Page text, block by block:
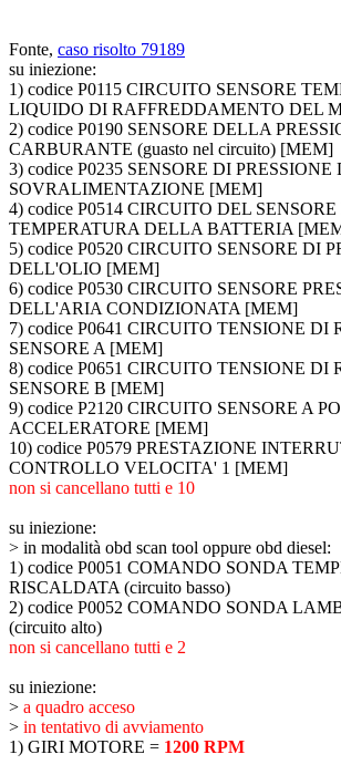
Fonte, caso risolto 79189
su iniezione:
1) codice P0115 CIRCUITO SENSORE
LIQUIDO DI RAFFREDDAMENTO DEL
2) codice P0190 SENSORE DELLA
CARBURANTE (guasto nel circuito) [MEM]
3) codice P0235 SENSORE DI PRESSIONE
SOVRALIMENTAZIONE [MEM]
4) codice P0514 CIRCUITO DEL
TEMPERATURA DELLA BATTERIA
5) codice P0520 CIRCUITO SENSORE DI
DELL'OLIO [MEM]
6) codice P0530 CIRCUITO SENSORE
DELL'ARIA CONDIZIONATA [MEM]
7) codice P0641 CIRCUITO TENSIONE DI
SENSORE A [MEM]
8) codice P0651 CIRCUITO TENSIONE DI
SENSORE B [MEM]
9) codice P2120 CIRCUITO SENSORE A
ACCELERATORE [MEM]
10) codice P0579 PRESTAZIONE
CONTROLLO VELOCITA' 1 [MEM]
non si cancellano tutti e 10
su iniezione:
> in modalità obd scan tool oppure obd diesel:
1) codice P0051 COMANDO SONDA
RISCALDATA (circuito basso)
2) codice P0052 COMANDO SONDA
(circuito alto)
non si cancellano tutti e 2
su iniezione:
> a quadro acceso
> in tentativo di avviamento
1) GIRI MOTORE = 1200 RPM